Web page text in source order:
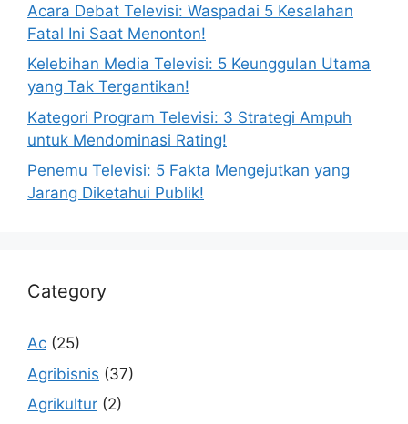
Acara Debat Televisi: Waspadai 5 Kesalahan
Fatal Ini Saat Menonton!
Kelebihan Media Televisi: 5 Keunggulan Utama
yang Tak Tergantikan!
Kategori Program Televisi: 3 Strategi Ampuh
untuk Mendominasi Rating!
Penemu Televisi: 5 Fakta Mengejutkan yang
Jarang Diketahui Publik!
Category
Ac (25)
Agribisnis (37)
Agrikultur (2)